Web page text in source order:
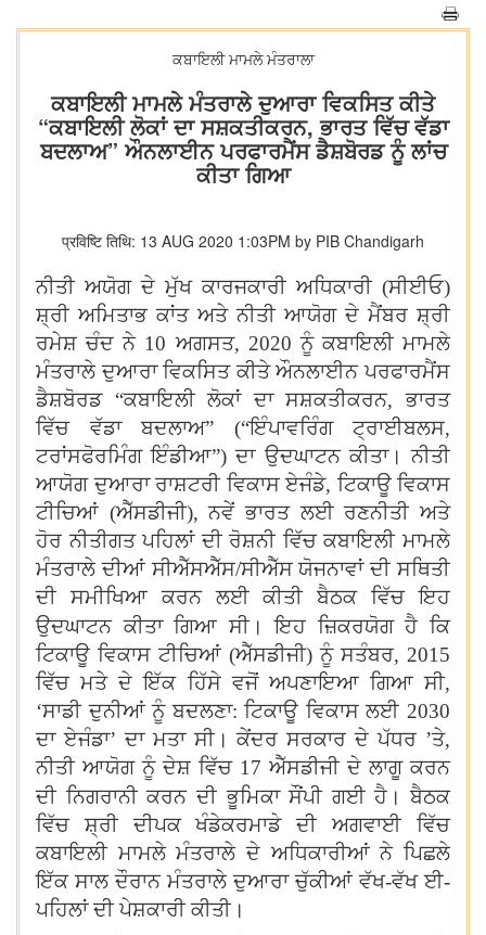
ਕਬਾਇਲੀ ਮਾਮਲੇ ਮੰਤਰਾਲਾ
ਕਬਾਇਲੀ ਮਾਮਲੇ ਮੰਤਰਾਲੇ ਦੁਆਰਾ ਵਿਕਸਿਤ ਕੀਤੇ
“ਕਬਾਇਲੀ ਲੋਕਾਂ ਦਾ ਸਸ਼ਕਤੀਕਰਨ, ਭਾਰਤ ਵਿੱਚ ਵੱਡਾ
ਬਦਲਾਅ” ਔਨਲਾਈਨ ਪਰਫਾਰਮੈਂਸ ਡੈਸ਼ਬੋਰਡ ਨੂੰ ਲਾਂਚ
ਕੀਤਾ ਗਿਆ
प्रविष्टि तिथि: 13 AUG 2020 1:03PM by PIB Chandigarh
ਨੀਤੀ ਅਯੋਗ ਦੇ ਮੁੱਖ ਕਾਰਜਕਾਰੀ ਅਧਿਕਾਰੀ (ਸੀਈਓ)
ਸ਼੍ਰੀ ਅਮਿਤਾਭ ਕਾਂਤ ਅਤੇ ਨੀਤੀ ਆਯੋਗ ਦੇ ਮੈਂਬਰ ਸ਼੍ਰੀ
ਰਮੇਸ਼ ਚੰਦ ਨੇ 10 ਅਗਸਤ, 2020 ਨੂੰ ਕਬਾਇਲੀ ਮਾਮਲੇ
ਮੰਤਰਾਲੇ ਦੁਆਰਾ ਵਿਕਸਿਤ ਕੀਤੇ ਔਨਲਾਈਨ ਪਰਫਾਰਮੈਂਸ
ਡੈਸ਼ਬੋਰਡ “ਕਬਾਇਲੀ ਲੋਕਾਂ ਦਾ ਸਸ਼ਕਤੀਕਰਨ,ਭਾਰਤ
ਵਿੱਚ ਵੱਡਾ ਬਦਲਾਅ” (“ਇੰਪਾਵਰਿੰਗ ਟ੍ਰਾਈਬਲਸ,
ਟਰਾਂਸਫੋਰਮਿੰਗ ਇੰਡੀਆ”)ਦਾ ਉਦਘਾਟਨ ਕੀਤਾ। ਨੀਤੀ
ਆਯੋਗ ਦੁਆਰਾ ਰਾਸ਼ਟਰੀ ਵਿਕਾਸ ਏਜੰਡੇ, ਟਿਕਾਊ ਵਿਕਾਸ
ਟੀਚਿਆਂ (ਐੱਸਡੀਜੀ),ਨਵੇਂ ਭਾਰਤ ਲਈ ਰਣਨੀਤੀ ਅਤੇ
ਹੋਰ ਨੀਤੀਗਤ ਪਹਿਲਾਂ ਦੀ ਰੋਸ਼ਨੀ ਵਿੱਚ ਕਬਾਇਲੀ ਮਾਮਲੇ
ਮੰਤਰਾਲੇ ਦੀਆਂ ਸੀਐੱਸਐੱਸ/ਸੀਐੱਸ ਯੋਜਨਾਵਾਂ ਦੀ ਸਥਿਤੀ
ਦੀ ਸਮੀਖਿਆ ਕਰਨ ਲਈ ਕੀਤੀ ਬੈਠਕ ਵਿੱਚ ਇਹ
ਉਦਘਾਟਨ ਕੀਤਾ ਗਿਆ ਸੀ।
ਇਹ ਜ਼ਿਕਰਯੋਗ ਹੈ ਕਿ
ਟਿਕਾਊ ਵਿਕਾਸ ਟੀਚਿਆਂ (ਐੱਸਡੀਜੀ) ਨੂੰ ਸਤੰਬਰ, 2015
ਵਿੱਚ ਮਤੇ ਦੇ ਇੱਕ ਹਿੱਸੇ ਵਜੋਂ ਅਪਣਾਇਆ ਗਿਆ ਸੀ,
‘ਸਾਡੀ ਦੁਨੀਆਂ ਨੂੰ ਬਦਲਣਾ: ਟਿਕਾਊ ਵਿਕਾਸ ਲਈ 2030
ਦਾ ਏਜੰਡਾ’ਦਾ ਮਤਾ ਸੀ। ਕੇਂਦਰ ਸਰਕਾਰ ਦੇ ਪੱਧਰ ’ਤੇ,
ਨੀਤੀ ਆਯੋਗ ਨੂੰ ਦੇਸ਼ ਵਿੱਚ 17 ਐੱਸਡੀਜੀ ਦੇ ਲਾਗੂ ਕਰਨ
ਦੀ ਨਿਗਰਾਨੀ ਕਰਨ ਦੀ ਭੂਮਿਕਾ ਸੌਂਪੀ ਗਈ ਹੈ । ਬੈਠਕ
ਵਿੱਚ ਸ਼੍ਰੀ ਦੀਪਕ ਖੰਡੇਕਰਮਾਡੇ ਦੀ ਅਗਵਾਈ ਵਿੱਚ
ਕਬਾਇਲੀ ਮਾਮਲੇ ਮੰਤਰਾਲੇ ਦੇ ਅਧਿਕਾਰੀਆਂ ਨੇ ਪਿਛਲੇ
ਇੱਕ ਸਾਲ ਦੌਰਾਨ ਮੰਤਰਾਲੇ ਦੁਆਰਾ ਚੁੱਕੀਆਂ ਵੱਖ-ਵੱਖ ਈ-
ਪਹਿਲਾਂ ਦੀ ਪੇਸ਼ਕਾਰੀ ਕੀਤੀ।